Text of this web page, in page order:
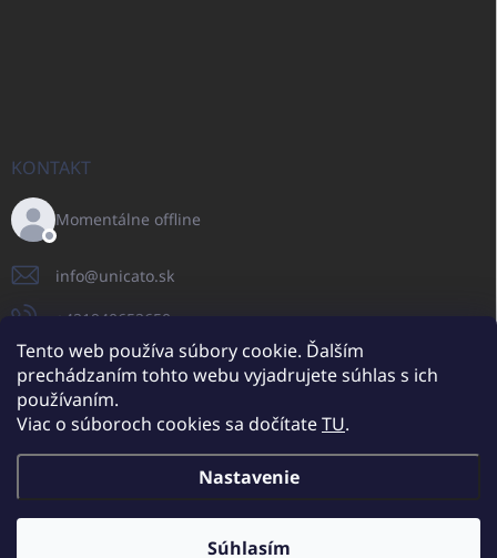
Tento web používa súbory cookie. Ďalším
prechádzaním tohto webu vyjadrujete súhlas s ich
používaním.
Viac o súboroch cookies sa dočítateTU.
Nastavenie
Súhlasím
KONTAKT
Momentálne offline
info@unicato.sk
+421940652650
UNICATO.sk
UNICATOshop.pl UNICATOshop.de
Copyright 2026UNICATO.sk. Všetky práva vyhradené.Upraviť nastavenie
cookies
Dodatočné zľavy pre VO odberateľov (pri minimálnej objednávke 400